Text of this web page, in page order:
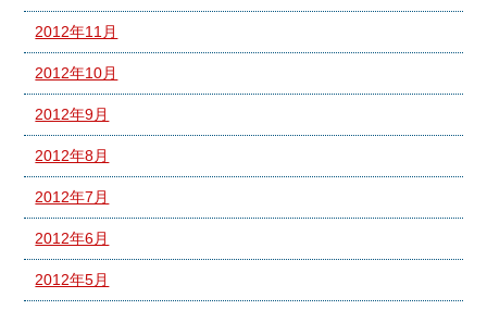
2012年11月
2012年10月
2012年9月
2012年8月
2012年7月
2012年6月
2012年5月